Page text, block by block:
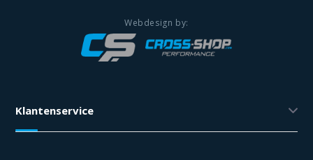
Klantenservice